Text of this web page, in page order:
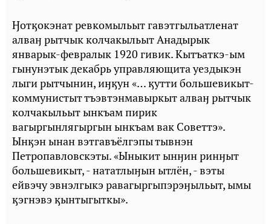
Ӈотӄокэнат ревкомыльыт гавэтгыльатленат
алваӈ рытчык колчакыльыт Анадырык
январык-февралык 1920 гивик. Кытъаткэ-ым
гынунэтык декабрь управляющита уездыкэн
лыги рытчынин, иӈӄун «… ӄутти большевикыт-
коммунистыт тъэвтэнмавыркыт алваӈ рытчык
колчакыльыт ынкъам пирик
вагыргынлягыргын ынкъам вак Советтэ».
Ынӄэн ынан вэтгавъёлгэпы тывнэн
Петропавловскэты. «Ыныкит ынӈин ринӈыт
большевикыт, - нататлыӈын ытлён, - вэты
ейвэчу эвнэлгыкэ равагыргыпэрэӈыльыт, ымы
ӄэгнэвэ ӄынтыгыткы».